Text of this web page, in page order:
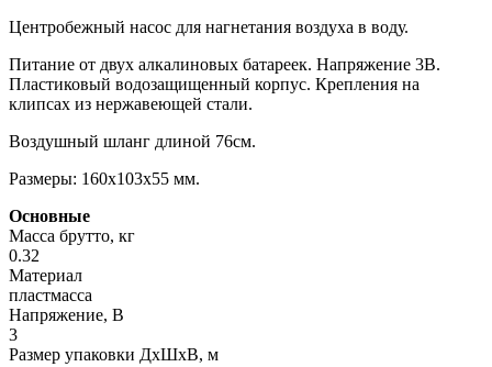
Центробежный насос для нагнетания воздуха в воду.
Питание от двух алкалиновых батареек. Напряжение 3В.
Пластиковый водозащищенный корпус. Крепления на
клипсах из нержавеющей стали.
Воздушный шланг длиной 76см.
Размеры: 160х103х55 мм.
Основные
Масса брутто, кг
0.32
Материал
пластмасса
Напряжение, В
3
Размер упаковки ДхШхВ, м